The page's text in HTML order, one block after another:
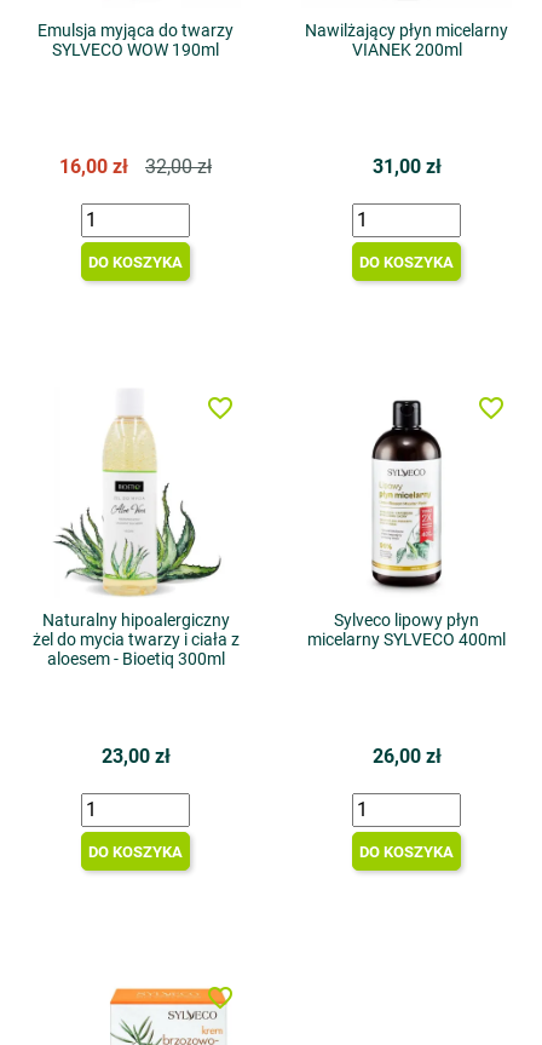
Emulsja myjąca do twarzy
SYLVECO WOW 190ml
16,00 zł 32,00 zł
DO KOSZYKA
Nawilżający płyn micelarny
VIANEK 200ml
31,00 zł
DO KOSZYKA
Naturalny hipoalergiczny
żel do mycia twarzy i ciała z
aloesem - Bioetiq 300ml
23,00 zł
DO KOSZYKA
favorite_border
Sylveco lipowy płyn
micelarny SYLVECO 400ml
26,00 zł
DO KOSZYKA
favorite_border
favorite_border